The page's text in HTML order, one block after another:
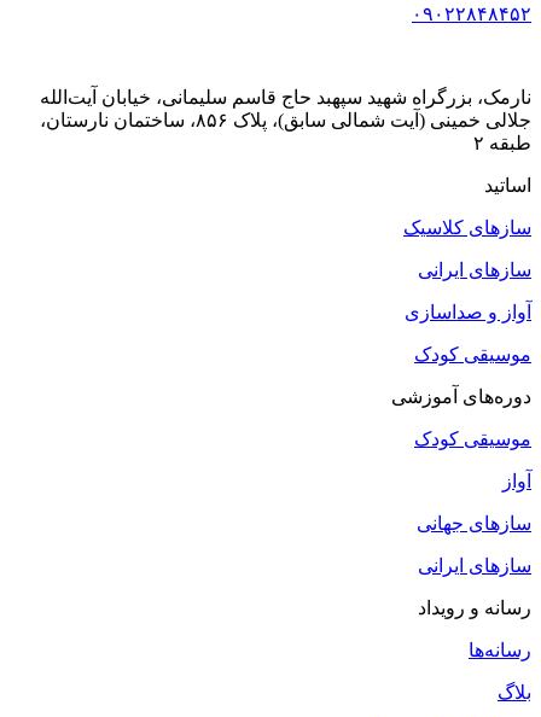
۰۹۰۲۲۸۴۸۴۵۲
نارمک، بزرگراه شهید سپهبد حاج قاسم سلیمانی، خیابان آیت‌الله
جلالی خمینی (آیت شمالی سابق)، پلاک ۸۵۶، ساختمان نارستان،
طبقه ۲
اساتید
سازهای کلاسیک
سازهای ایرانی
آواز و صداسازی
موسیقی کودک
دوره‌های آموزشی
موسیقی کودک
آواز
سازهای جهانی
سازهای ایرانی
رسانه و رویداد
رسانه‌ها
بلاگ